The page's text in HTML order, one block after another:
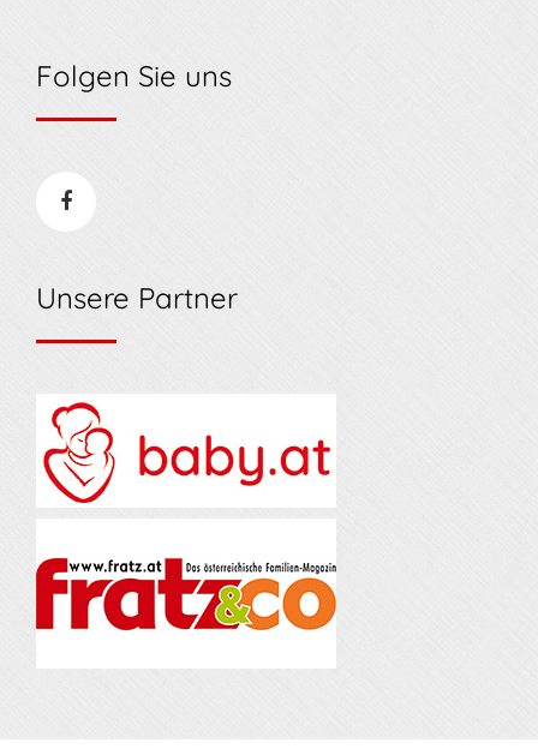
Folgen Sie uns
Unsere Partner